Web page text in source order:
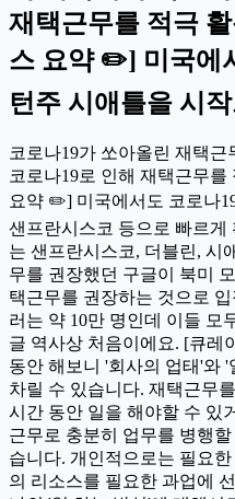
재택근무를 적극
스 요약 ✏️] 미국에
턴주 시애틀을 시
코로나19가 쏘아올린 재택
코로나19로 인해 재택근무
요약 ✏️] 미국에서도 코로나
샌프란시스코 등으로 빠르게
는 샌프란시스코, 더블린, 시
무를 권장했던 구글이 북미
택근무를 권장하는 것으로
러는 약 10만 명인데 이들 모
글 역사상 처음이에요. [큐레
동안 해보니 '회사의 업태'와
차릴 수 있습니다. 재택근무
시간 동안 일을 해야할 수 있
근무로 충분히 업무를 병행
습니다. 개인적으로는 필요
의 리소스를 필요한 과업에